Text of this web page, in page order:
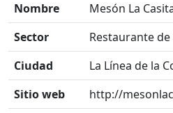
Nombre
Mesón La
Sector
Restaurante
Ciudad
La Línea de la
Sitio web
http://